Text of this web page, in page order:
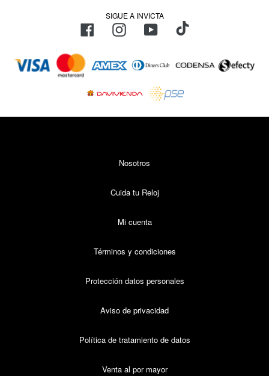
SIGUE A INVICTA
FacebookInstagramYouTubeTikTok
de
Nosotros
Cuida tu Reloj
Mi cuenta
Términos y condiciones
Protección datos personales
Aviso de privacidad
Política de tratamiento de datos
Venta al por mayor